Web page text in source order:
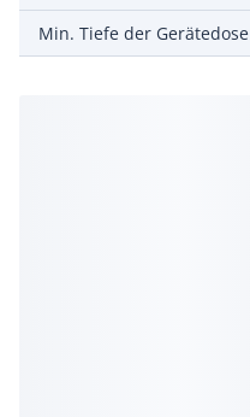
Min. Tiefe der Gerätedose